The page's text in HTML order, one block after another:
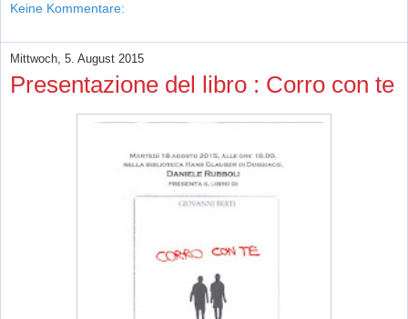
Keine Kommentare:
Mittwoch, 5. August 2015
Presentazione del libro : Corro con te